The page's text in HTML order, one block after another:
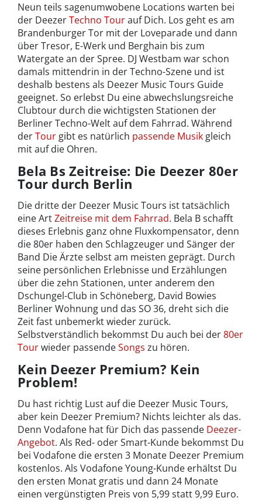
Neun teils sagenumwobene Locations warten bei
der DeezerTechno Tourauf Dich. Los geht es am
Brandenburger Tor mit der Loveparade und dann
über Tresor, E-Werk und Berghain bis zum
Watergate an der Spree. DJ Westbam war schon
damals mittendrin in der Techno-Szene und ist
deshalb bestens als Deezer Music Tours Guide
geeignet. So erlebst Du eine abwechslungsreiche
Clubtour durch die wichtigsten Stationen der
Berliner Techno-Welt auf dem Fahrrad. Während
derTour gibt es natürlich passende Musik gleich
mit auf die Ohren.
Bela Bs Zeitreise: Die Deezer 80er
Tour durch Berlin
Die dritte der Deezer Music Tours ist tatsächlich
eine ArtZeitreise mit dem Fahrrad. Bela B schafft
dieses Erlebnis ganz ohne Fluxkompensator, denn
die 80er haben den Schlagzeuger und Sänger der
Band Die Ärzte selbst am meisten geprägt. Durch
seine persönlichen Erlebnisse und Erzählungen
über die zehn Stationen, unter anderem den
Dschungel-Club in Schöneberg, David Bowies
Berliner Wohnung und das SO 36, dreht sich die
Zeit fast unbemerkt wieder zurück.
Selbstverständlich bekommst Du auch bei der80er
Tourwieder passendeSongs zu hören.
Kein Deezer Premium? Kein
Problem!
Du hast richtig Lust auf die Deezer Music Tours,
aber kein Deezer Premium? Nichts leichter als das.
Denn Vodafone hat für Dich das passende Deezer-
Angebot. Als Red- oder Smart-Kunde bekommst Du
bei Vodafone die ersten 3 Monate Deezer Premium
kostenlos. Als Vodafone Young-Kunde erhältst Du
den ersten Monat gratis und dann 24 Monate
einen vergünstigten Preis von 5,99 statt 9,99 Euro.